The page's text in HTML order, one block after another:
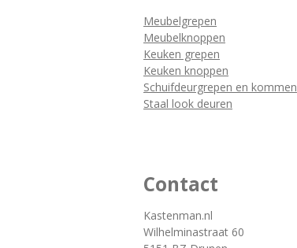
Meubelgrepen
Meubelknoppen
Keuken grepen
Keuken knoppen
Schuifdeurgrepen en kommen
Staal look deuren
Contact
Kastenman.nl
Wilhelminastraat 60